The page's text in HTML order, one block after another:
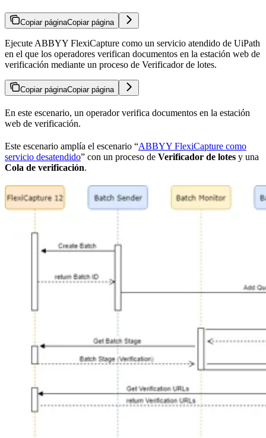
Copiar páginaCopiar página
Ejecute ABBYY FlexiCapture como un servicio atendido de UiPath
en el que los operadores verifican documentos en la estación web de
verificación mediante un proceso de Verificador de lotes.
Copiar páginaCopiar página
En este escenario, un operador verifica documentos en la estación
web de verificación.
Este escenario amplía el escenario “ABBYY FlexiCapture como
servicio desatendido” con un proceso de Verificador de lotes y una
Cola de verificación.